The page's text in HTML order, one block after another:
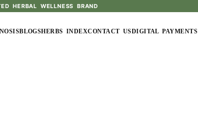
HERBAL WELLNESS BRAND
BLOGSHERBS INDEXCONTACT USDIGITAL PAYMENTS